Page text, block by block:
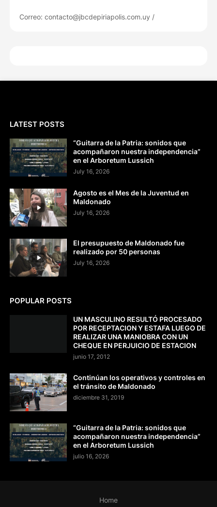
Correo: contacto@jbcdepiriapolis.com.uy /
LATEST POSTS
“Guitarra de la Patria: sonidos que
acompañaron nuestra independencia”
en el Arboretum Lussich
July 16, 2026
Agosto es el Mes de la Juventud en
Maldonado
July 16, 2026
El presupuesto de Maldonado fue
realizado por 50 personas
July 16, 2026
POPULAR POSTS
UN MASCULINO RESULTÓ PROCESADO
POR RECEPTACION Y ESTAFA LUEGO DE
REALIZAR UNA MANIOBRA CON UN
CHEQUE EN PERJUICIO DE ESTACION
junio 17, 2012
Continúan los operativos y controles en
el tránsito de Maldonado
diciembre 31, 2019
“Guitarra de la Patria: sonidos que
acompañaron nuestra independencia”
en el Arboretum Lussich
julio 16, 2026
Home